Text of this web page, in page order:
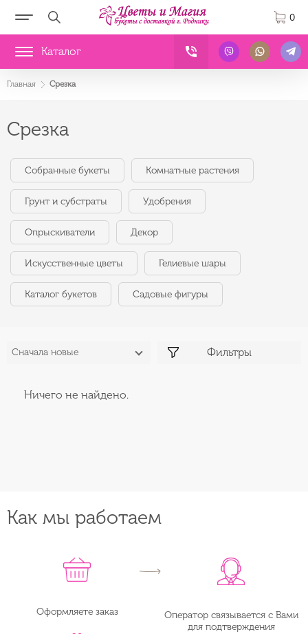
0
Каталог
Главная Срезка
Срезка
Собранные букеты Комнатные растения
Грунт и субстраты Удобрения
Опрыскиватели Декор
Искусственные цветы Гелиевые шары
Каталог букетов Садовые фигуры
Сначала новые Фильтры
Ничего не найдено.
Как мы работаем
Оформляете заказ
Оператор связывается с Вами
для подтверждения